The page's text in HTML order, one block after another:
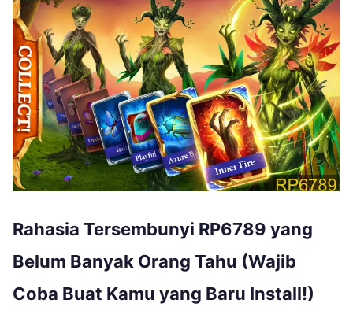
Rahasia Tersembunyi RP6789 yang
Belum Banyak Orang Tahu (Wajib
Coba Buat Kamu yang Baru Install!)